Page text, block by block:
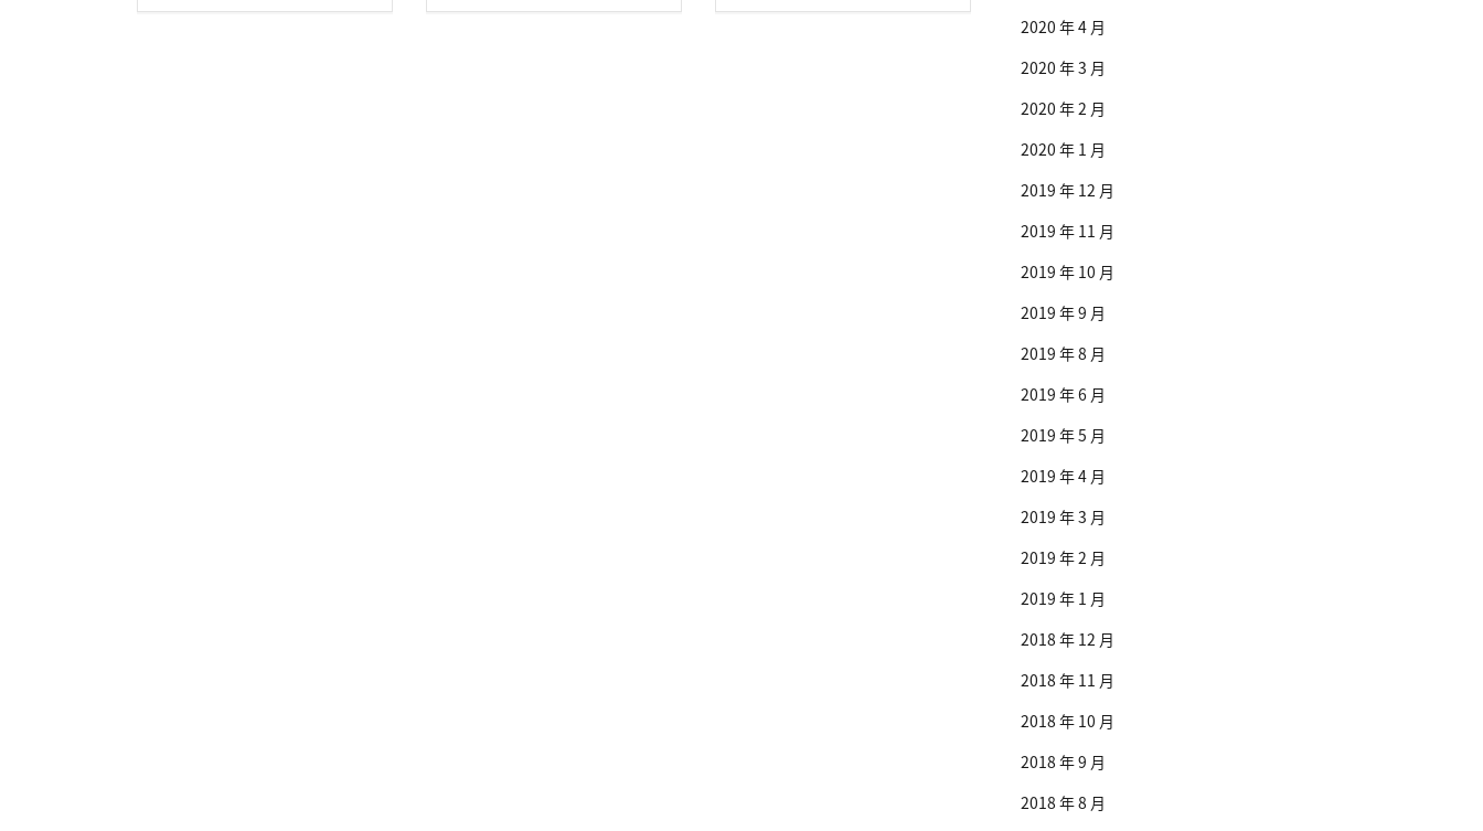
2020 年 4 月
2020 年 3 月
2020 年 2 月
2020 年 1 月
2019 年 12 月
2019 年 11 月
2019 年 10 月
2019 年 9 月
2019 年 8 月
2019 年 6 月
2019 年 5 月
2019 年 4 月
2019 年 3 月
2019 年 2 月
2019 年 1 月
2018 年 12 月
2018 年 11 月
2018 年 10 月
2018 年 9 月
2018 年 8 月